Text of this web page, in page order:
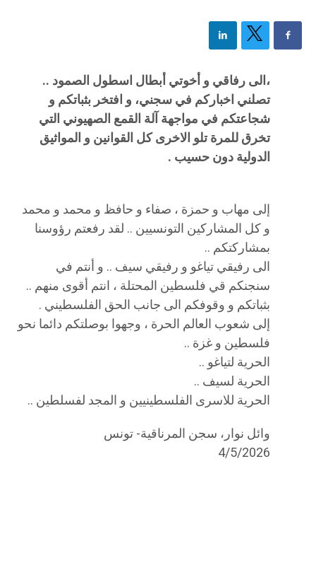
،الى رفاقي و أخوتي أبطال اسطول الصمود ..
تصلني اخباركم في سجني، و افتخر بثباتكم و
شجاعتكم في مواجهة آلة القمع الصهيوني التي
تخرق للمرة تلو الاخرى كل القوانين و المواثيق
الدولية دون حسيب .
إلى مهاب و حمزة ، صفاء و حافظ و محمد و محمد
و كل المشاركين التونسيين .. لقد رفعتم رؤوسنا
بمشاركتكم ..
الى رفيقي تياغو و رفيقي سيف .. و أنتم في
سنجنكم قي فلسطين المحتلة ، انتم أقوى منهم ..
بثباتكم و وقوفكم الى جانب الحق الفلسطيني .
إلى شعوب العالم الحرة ، وجهوا بوصلتكم دائما نحو
فلسطين و غزة ..
الحرية لتياغو ..
الحرية لسيف ..
الحرية للاسرى الفلسطينيين و المجد لفسلطين ..
وائل نوار، سجن المرناقية- تونس
4/5/2026